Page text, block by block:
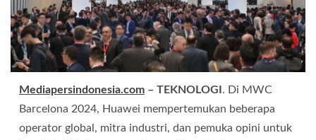
Mediapersindonesia.com – TEKNOLOGI . Di MWC
Barcelona 2024, Huawei mempertemukan beberapa
operator global, mitra industri, dan pemuka opini untuk